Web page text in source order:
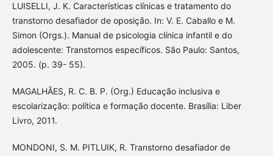
LUISELLI, J. K. Características clínicas e tratamento do
transtorno desafiador de oposição. In: V. E. Caballo e M.
Simon (Orgs.). Manual de psicologia clínica infantil e do
adolescente: Transtornos específicos. São Paulo: Santos,
2005. (p. 39- 55).
MAGALHÃES, R. C. B. P. (Org.) Educação inclusiva e
escolarização: política e formação docente. Brasília: Liber
Livro, 2011.
MONDONI, S. M. PITLUIK, R. Transtorno desafiador de